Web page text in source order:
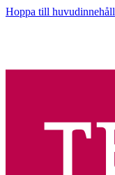
Hoppa till huvudinnehåll